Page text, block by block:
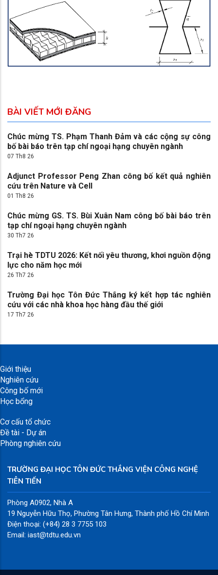
BÀI VIẾT MỚI ĐĂNG
Chúc mừng TS. Phạm Thanh Đảm và các cộng sự công
bố bài báo trên tạp chí ngoại hạng chuyên ngành
07 Th8 26
Adjunct Professor Peng Zhan công bố kết quả nghiên
cứu trên Nature và Cell
01 Th8 26
Chúc mừng GS. TS. Bùi Xuân Nam công bố bài báo trên
tạp chí ngoại hạng chuyên ngành
30 Th7 26
Trại hè TDTU 2026: Kết nối yêu thương, khơi nguồn động
lực cho năm học mới
26 Th7 26
Trường Đại học Tôn Đức Thắng ký kết hợp tác nghiên
cứu với các nhà khoa học hàng đầu thế giới
17 Th7 26
Giới thiệu
Nghiên cứu
Công bố mới
Học bổng
Cơ cấu tổ chức
Đề tài - Dự án
Phòng nghiên cứu
TRƯỜNG ĐẠI HỌC TÔN ĐỨC THẮNG VIỆN CÔNG NGHỆ
TIÊN TIẾN
Phòng A0902, Nhà A
19 Nguyễn Hữu Thọ, Phường Tân Hưng, Thành phố Hồ Chí Minh
Điện thoại: (+84) 28 3 7755 103
Email: iast@tdtu.edu.vn